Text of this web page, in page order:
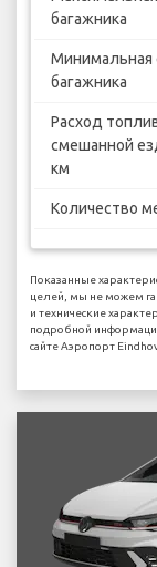
багажника
Минимальная
багажника
Расход
смешанной
км
Количество
Показанные
целей, мы не можем
и технические
подробной
сайте Аэропорт